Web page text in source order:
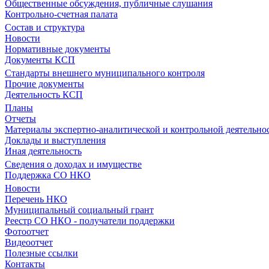
Общественные обсуждения, публичные слушания
Контрольно-счетная палата
Состав и структура
Новости
Нормативные документы
Документы КСП
Стандарты внешнего муниципального контроля
Прочие документы
Деятельность КСП
Планы
Отчеты
Материалы экспертно-аналитической и контрольной
Доклады и выступления
Иная деятельность
Сведения о доходах и имуществе
Поддержка СО НКО
Новости
Перечень НКО
Муниципальный социальный грант
Реестр СО НКО - получатели поддержки
Фотоотчет
Видеоотчет
Полезные ссылки
Контакты